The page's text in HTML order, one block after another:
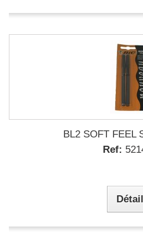
BL2 SOFT FEEL
Ref: